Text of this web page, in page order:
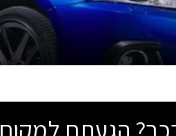
הגעתם למקום